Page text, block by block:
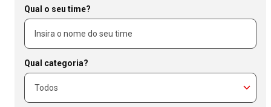
Qual o seu time?
Qual categoria?